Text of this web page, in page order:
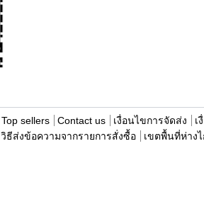
Top sellers Contact us เงื่อนไขการจัดส่ง
เ
วิธีส่งข้อความจากรายการสั่งซื้อ เขตพื้นที่ห่าง